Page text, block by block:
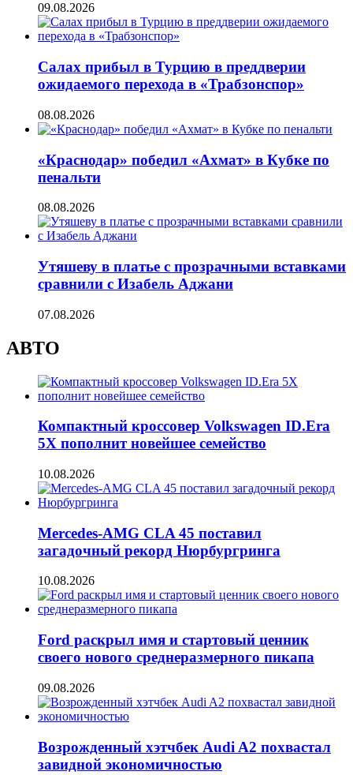
09.08.2026
Салах прибыл в Турцию в преддверии
ожидаемого перехода в «Трабзонспор»
08.08.2026
«Краснодар» победил «Ахмат» в Кубке по
пенальти
08.08.2026
Утяшеву в платье с прозрачными вставками
сравнили с Изабель Аджани
07.08.2026
АВТО
Компактный кроссовер Volkswagen ID.Era
5X пополнит новейшее семейство
10.08.2026
Mercedes-AMG CLA 45 поставил
загадочный рекорд Нюрбургринга
10.08.2026
Ford раскрыл имя и стартовый ценник
своего нового среднеразмерного пикапа
09.08.2026
Возрожденный хэтчбек Audi A2 похвастал
завидной экономичностью